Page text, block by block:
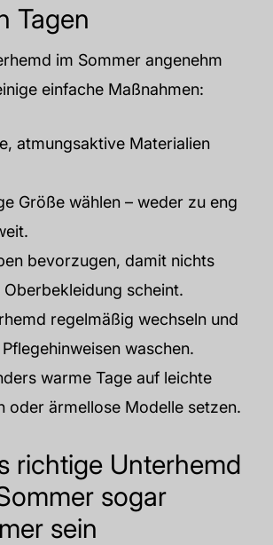
Tagen
im Sommer angenehm
einfache Maßnahmen:
atmungsaktive Materialien
Größe wählen – weder zu eng
bevorzugen, damit nichts
scheint.
regelmäßig wechseln und
waschen.
warme Tage auf leichte
oder ärmellose Modelle setzen.
richtige Unterhemd
sogar
sein